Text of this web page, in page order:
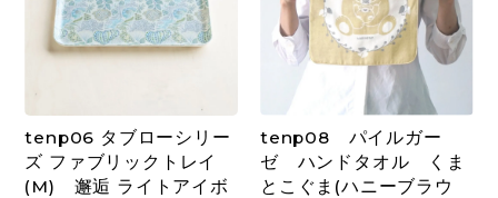
tenp06 タブローシリー
ズ ファブリックトレイ
(M) 邂逅 ライトアイボ
tenp08 パイルガー
ゼ ハンドタオル くま
とこぐま(ハニーブラウ